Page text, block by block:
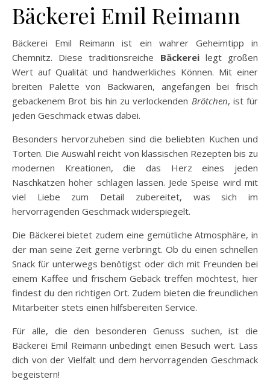
Bäckerei Emil Reimann
Bäckerei Emil Reimann ist ein wahrer Geheimtipp in
Chemnitz. Diese traditionsreiche Bäckereilegt großen
Wert auf Qualität und handwerkliches Können. Mit einer
breiten Palette von Backwaren, angefangen bei frisch
gebackenem Brot bis hin zu verlockenden Brötchen, ist für
jeden Geschmack etwas dabei.
Besonders hervorzuheben sind die beliebten Kuchen und
Torten. Die Auswahl reicht von klassischen Rezepten bis zu
modernen Kreationen, die das Herz eines jeden
Naschkatzen höher schlagen lassen. Jede Speise wird mit
viel Liebe zum Detail zubereitet, was sich im
hervorragenden Geschmack widerspiegelt.
Die Bäckerei bietet zudem eine gemütliche Atmosphäre, in
der man seine Zeit gerne verbringt. Ob du einen schnellen
Snack für unterwegs benötigst oder dich mit Freunden bei
einem Kaffee und frischem Gebäck treffen möchtest, hier
findest du den richtigen Ort. Zudem bieten die freundlichen
Mitarbeiter stets einen hilfsbereiten Service.
Für alle, die den besonderen Genuss suchen, ist die
Bäckerei Emil Reimann unbedingt einen Besuch wert. Lass
dich von der Vielfalt und dem hervorragenden Geschmack
begeistern!